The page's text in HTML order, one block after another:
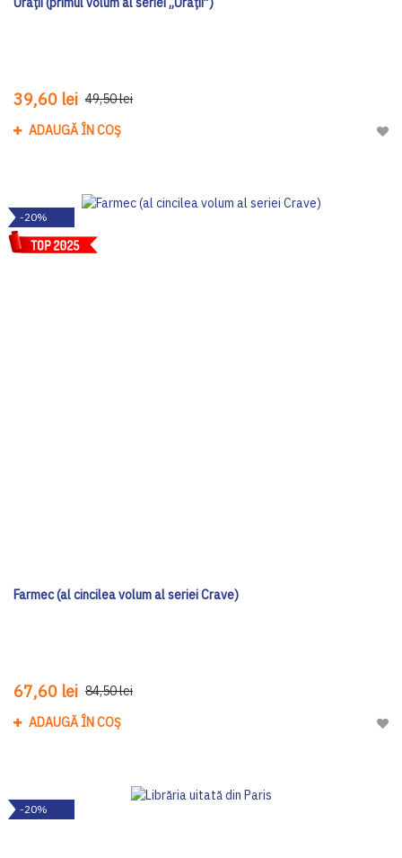
39,60 lei 49,50 lei
ADAUGĂ ÎN COȘ
-20%
Farmec (al cincilea volum al seriei Crave)
67,60 lei 84,50 lei
ADAUGĂ ÎN COȘ
-20%